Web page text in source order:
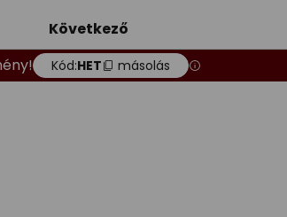
Következő
Kód:HET másolás